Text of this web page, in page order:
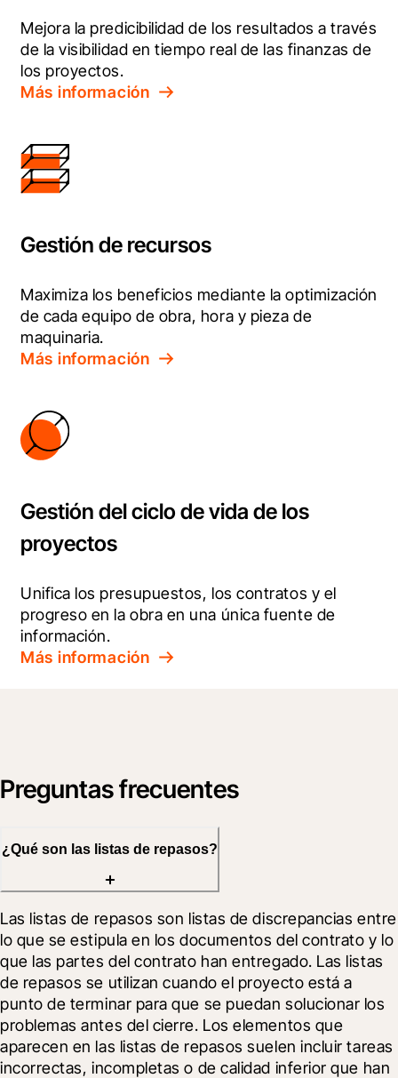
Mejora la predicibilidad de los resultados a través
de la visibilidad en tiempo real de las finanzas de
los proyectos.
Más información
Gestión de recursos
Maximiza los beneficios mediante la optimización
de cada equipo de obra, hora y pieza de
maquinaria.
Más información
Gestión del ciclo de vida de los
proyectos
Unifica los presupuestos, los contratos y el
progreso en la obra en una única fuente de
información.
Más información
Preguntas frecuentes
¿Qué son las listas de repasos?
Las listas de repasos son listas de discrepancias entre
lo que se estipula en los documentos del contrato y lo
que las partes del contrato han entregado. Las listas
de repasos se utilizan cuando el proyecto está a
punto de terminar para que se puedan solucionar los
problemas antes del cierre. Los elementos que
aparecen en las listas de repasos suelen incluir tareas
incorrectas, incompletas o de calidad inferior que han